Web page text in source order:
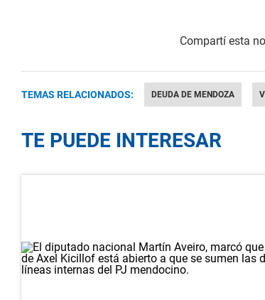
TEMAS RELACIONADOS: DEUDA DE MENDOZA
TE PUEDE INTERESAR